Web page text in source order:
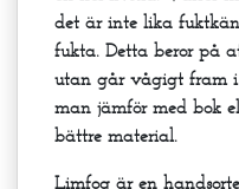
det är inte lika
fukta. Detta beror på
utan går vågigt fram i
man jämför med bok
bättre material.
Limfog är en